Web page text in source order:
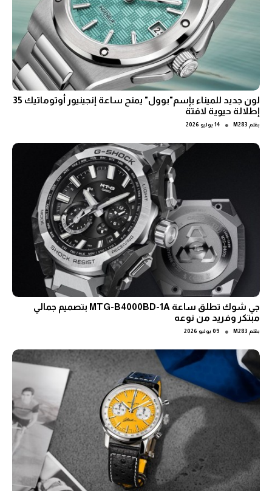
لون جديد للميناء بإسم"بوول" يمنح ساعة إنجينيور أوتوماتيك 35
إطلالة حيوية لافتة
بقلم M283
● 14 يوليو 2026
جي شوك تطلق ساعة MTG-B4000BD-1A بتصميم جمالي
مبتكر وفريد من نوعه
بقلم M283
● 09 يوليو 2026